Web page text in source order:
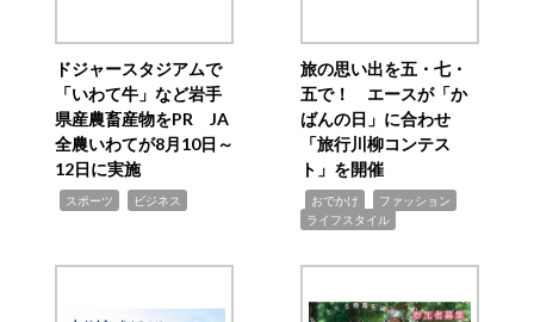
ドジャースタジアムで
「いわて牛」など岩手
県産農畜産物をPR JA
全農いわてが8月10日～
12日に実施
スポーツ ビジネス
旅の思い出を五・七・
五で！ エースが「か
ばんの日」に合わせ
「旅行川柳コンテス
ト」を開催
おでかけ ファッション
ライフスタイル